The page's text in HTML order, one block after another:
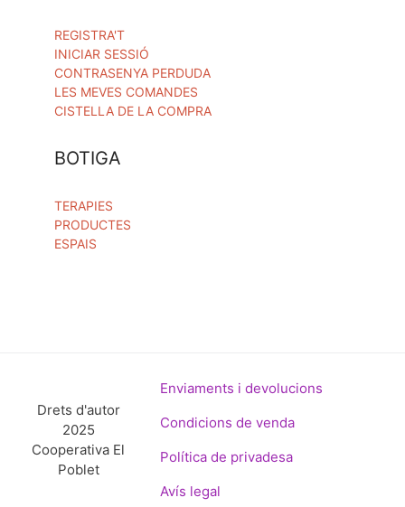
REGISTRA'T
INICIAR SESSIÓ
CONTRASENYA PERDUDA
LES MEVES COMANDES
CISTELLA DE LA COMPRA
BOTIGA
TERAPIES
PRODUCTES
ESPAIS
Drets d'autor
2025
Cooperativa El
Poblet
Enviaments i devolucions
Condicions de venda
Política de privadesa
Avís legal